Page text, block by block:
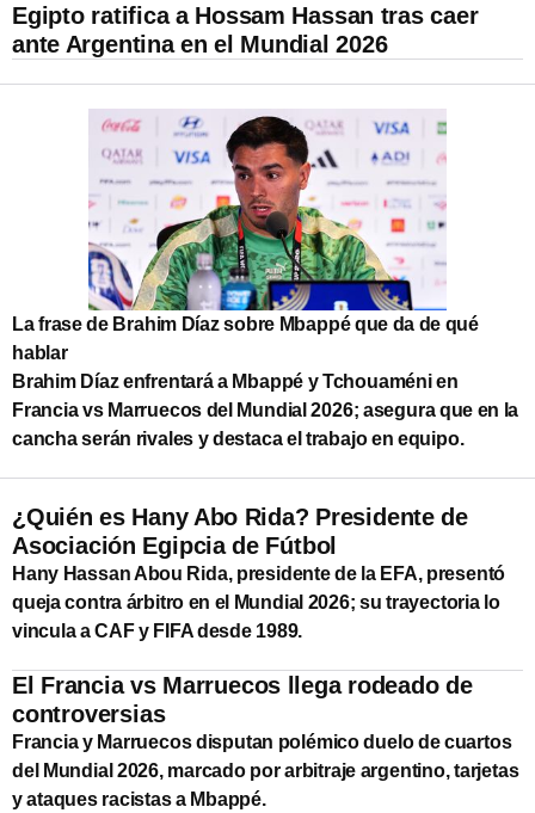
Egipto ratifica a Hossam Hassan tras caer
ante Argentina en el Mundial 2026
La frase de Brahim Díaz sobre Mbappé que da de qué
hablar
Brahim Díaz enfrentará a Mbappé y Tchouaméni en
Francia vs Marruecos del Mundial 2026; asegura que en la
cancha serán rivales y destaca el trabajo en equipo.
¿Quién es Hany Abo Rida? Presidente de
Asociación Egipcia de Fútbol
Hany Hassan Abou Rida, presidente de la EFA, presentó
queja contra árbitro en el Mundial 2026; su trayectoria lo
vincula a CAF y FIFA desde 1989.
El Francia vs Marruecos llega rodeado de
controversias
Francia y Marruecos disputan polémico duelo de cuartos
del Mundial 2026, marcado por arbitraje argentino, tarjetas
y ataques racistas a Mbappé.